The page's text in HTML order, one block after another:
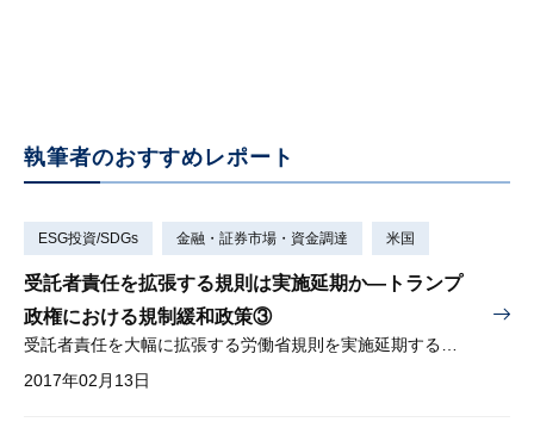
執筆者のおすすめレポート
ESG投資/SDGs 金融・証券市場・資金調達 米国
受託者責任を拡張する規則は実施延期か—トランプ
政権における規制緩和政策③
2017年02月13日